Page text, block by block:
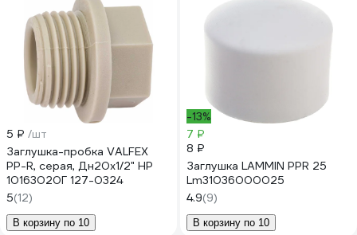
5 ₽ /шт
Заглушка-пробка VALFEX
PP-R, серая, Дн20х1/2" НР
10163020Г 127-0324
5(12)
В корзину по 10
-13%
7 ₽
8 ₽
Заглушка LAMMIN PPR 25
Lm31036000025
4.9(9)
В корзину по 10